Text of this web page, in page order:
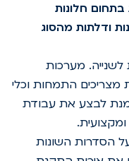
חלונות
ודלתות מהסוג
מערכות
התמחות וכלי
לבצע את עבודת
השונות